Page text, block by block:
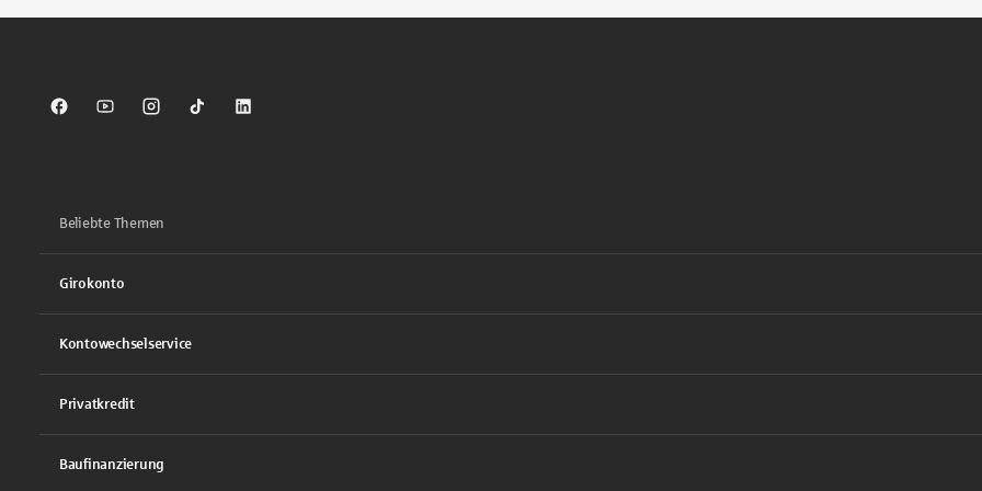
Sparkasse auf Facebook
Sparkasse auf Youtube
Sparkasse auf Instagram
Sparkasse auf TikTok
Sparkasse auf LinkedIn
Beliebte Themen
Girokonto
Kontowechselservice
Privatkredit
Baufinanzierung